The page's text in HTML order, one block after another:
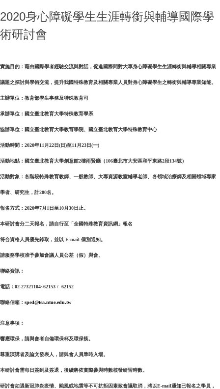
2020身心障礙學生生涯轉銜與輔導國際學
術研討會
實施目的：藉由國際學者經驗交流與對話，促進國際間對大專身心障礙學生生涯轉銜與輔導相關專業
議題之探討與學術交流，提升我國特殊教育及相關專業人員對身心障礙學生之轉銜與輔導專業知能。
主辦單位：教育部學生事務及特殊教育司
承辦單位：國立臺北教育大學特殊教育學系
協辦單位：國立臺北教育大學教育學院、國立臺北教育大學特殊教育中心
活動時間：2020年11月22日(日)至11月23日(一)
活動地點： 國立臺北教育大學創意館2樓雨賢廳（106臺北市大安區和平東路2段134號）
活動對象：各階段特殊教育教師、一般教師、大專資源教室輔導老師、各領域治療師及相關領域專家
學者、研究生，計200名。
報名方式：2020年7月1日至10月30日止。
本研討會分二天報名，請自行至「全國特殊教育資訊網」報名
符合資格人員優先錄取，並以 E-mail 個別通知。
請服務學校准予參加會議人員公差（假）與會。
聯絡資訊：
電話：02-27321104~62153 / 62152
聯絡信箱： sped@tea.ntue.edu.tw
注意事項：
響應環保，請與會者自備環保杯及環保筷。
尊重演講者及論文發表人，請與會人員準時入場。
本研討會需每日簽到及簽退，後續將依實際參與時數核發研習時數。
研討會如遇新冠肺炎疫情、颱風或地震等不可抗拒因素致會議取消，將以E-mail通知已報名之學員，